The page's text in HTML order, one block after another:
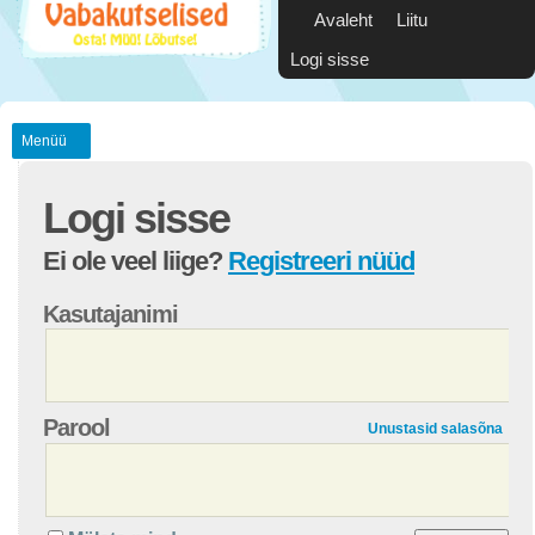
Avaleht
Liitu
Logi sisse
Menüü
Logi sisse
Ei ole veel liige? Registreeri nüüd
Kasutajanimi
Parool Unustasid salasõna